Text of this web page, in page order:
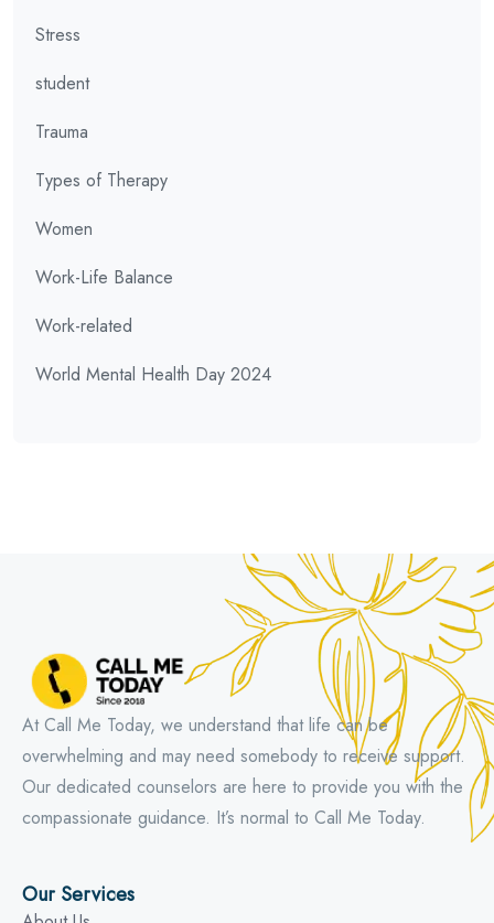
Stress
student
Trauma
Types of Therapy
Women
Work-Life Balance
Work-related
World Mental Health Day 2024
At Call Me Today, we understand that life can be
overwhelming and may need somebody to receive support.
Our dedicated counselors are here to provide you with the
compassionate guidance. It’s normal to Call Me Today.
Our Services